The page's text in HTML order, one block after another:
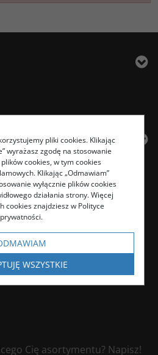
Cię asortymentu? Napisz!
pliki cookies. Klikając
wyrażasz zgodę na stosowanie
cookies, w tym cookies
Klikając „Odmawiam”
wyłącznie plików cookies
działania strony. Więcej
cookies znajdziesz w Polityce
prywatności.
WSZYSTKIE